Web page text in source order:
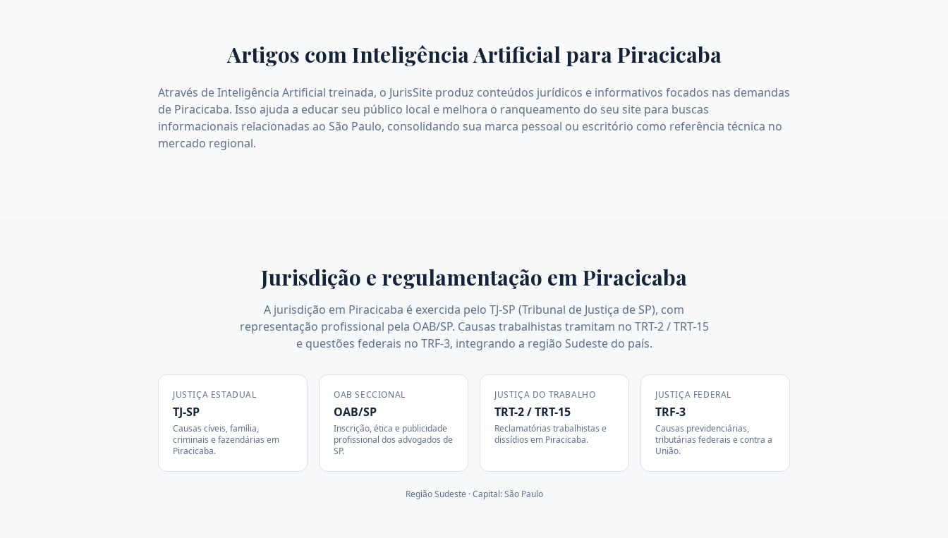
Artigos com Inteligência Artificial paraPiracicaba
Através de Inteligência Artificial treinada, o JurisSite produz conteúdos jurídicos e informativos focados nas demandas
de Piracicaba. Isso ajuda a educar seu público local e melhora o ranqueamento do seu site para buscas
informacionais relacionadas ao São Paulo, consolidando sua marca pessoal ou escritório como referência técnica no
mercado regional.
Jurisdição e regulamentação emPiracicaba
A jurisdição em Piracicaba é exercida pelo TJ-SP (Tribunal de Justiça de SP), com
representação profissional pela OAB/SP. Causas trabalhistas tramitam no TRT-2 / TRT-15
e questões federais no TRF-3, integrando a região Sudeste do país.
JUSTIÇA ESTADUAL
TJ-SP
Causas cíveis, família,
criminais e fazendárias em
Piracicaba.
OAB SECCIONAL
OAB/SP
Inscrição, ética e publicidade
profissional dos advogados de
SP.
JUSTIÇA DO TRABALHO
TRT-2 / TRT-15
Reclamatórias trabalhistas e
dissídios em Piracicaba.
JUSTIÇA FEDERAL
TRF-3
Causas previdenciárias,
tributárias federais e contra a
União.
RegiãoSudeste · Capital:São Paulo